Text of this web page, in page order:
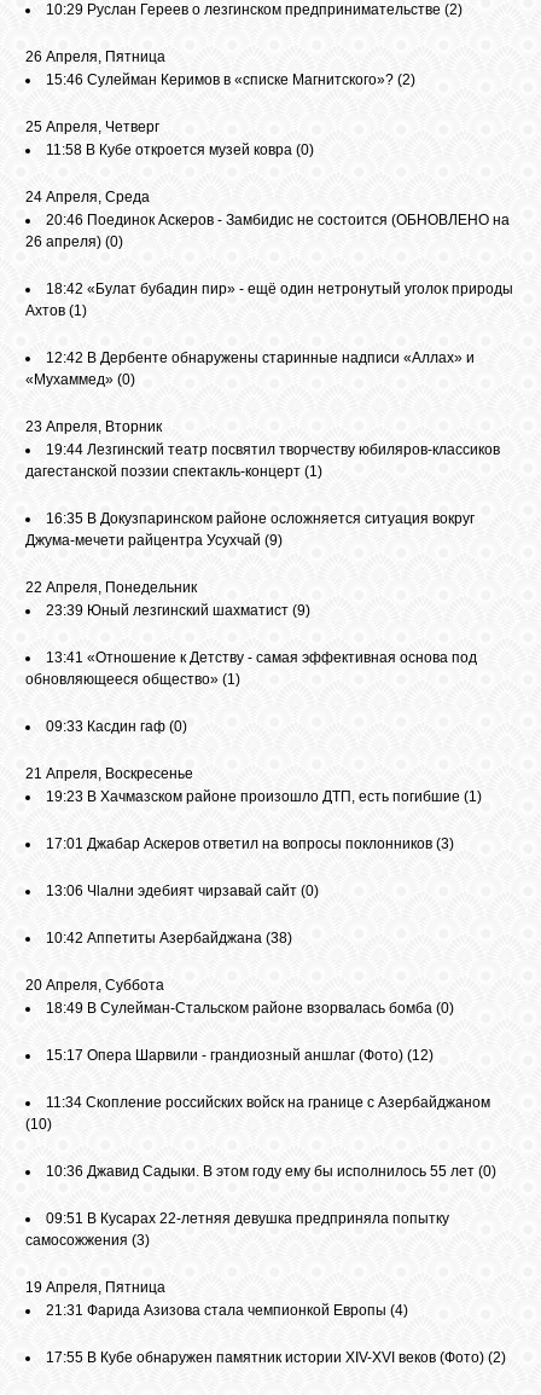
ОТВЕТЫ
КОНТАКТЫ
ВХОД
RSS
VK
GOOGLE+
FACEBOOK
10:29 Руслан Гереев о лезгинском предпринимательстве (2)
26 Апреля, Пятница
15:46 Сулейман Керимов в «списке Магнитского»? (2)
25 Апреля, Четверг
11:58 В Кубе откроется музей ковра (0)
24 Апреля, Среда
20:46 Поединок Аскеров - Замбидис не состоится (ОБНОВЛЕНО на
26 апреля) (0)
18:42 «Булат бубадин пир» - ещё один нетронутый уголок природы
Ахтов (1)
12:42 В Дербенте обнаружены старинные надписи «Аллах» и
«Мухаммед» (0)
23 Апреля, Вторник
19:44 Лезгинский театр посвятил творчеству юбиляров-классиков
дагестанской поэзии спектакль-концерт (1)
16:35 В Докузпаринском районе осложняется ситуация вокруг
Джума-мечети райцентра Усухчай (9)
22 Апреля, Понедельник
23:39 Юный лезгинский шахматист (9)
13:41 «Отношение к Детству - самая эффективная основа под
обновляющееся общество» (1)
09:33 Касдин гаф (0)
21 Апреля, Воскресенье
19:23 В Хачмазском районе произошло ДТП, есть погибшие (1)
17:01 Джабар Аскеров ответил на вопросы поклонников (3)
13:06 Чlални эдебият чирзавай сайт (0)
10:42 Аппетиты Азербайджана (38)
20 Апреля, Суббота
18:49 В Сулейман-Стальском районе взорвалась бомба (0)
15:17 Опера Шарвили - грандиозный аншлаг (Фото) (12)
11:34 Скопление российских войск на границе с Азербайджаном
(10)
10:36 Джавид Садыки. В этом году ему бы исполнилось 55 лет (0)
09:51 В Кусарах 22-летняя девушка предприняла попытку
самосожжения (3)
19 Апреля, Пятница
21:31 Фарида Азизова стала чемпионкой Европы (4)
17:55 В Кубе обнаружен памятник истории XIV-XVI веков (Фото) (2)